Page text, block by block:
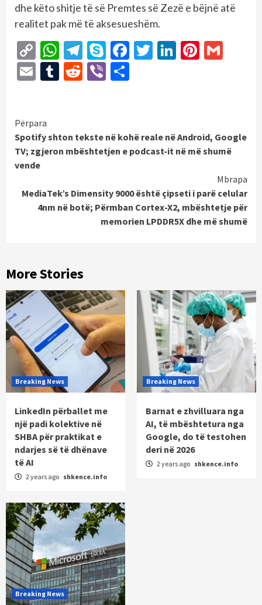
dhe këto shitje të së Premtes së Zezë e bëjnë atë
realitet pak më të aksesueshëm.
Copy
Link
WhatsApp
Telegram
SkypeFacebook
Twitter
LinkedIn
EmailTumblr
Reddit
Viber
Continue
Reading
Përpara
Spotify shton tekste në kohë reale në Android, Google
TV; zgjeron mbështetjen e podcast-it në më shumë
vende
Mbrapa
MediaTek’s Dimensity 9000 është çipseti i parë celular
4nm në botë; Përmban Cortex-X2, mbështetje për
memorien LPDDR5X dhe më shumë
More Stories
Breaking News
LinkedIn përballet me
një padi kolektive në
SHBA për praktikat e
ndarjes së të dhënave
të AI
2 years ago shkence.info
Breaking News
Barnat e zhvilluara nga
AI, të mbështetura nga
Google, do të testohen
deri në 2026
2 years ago shkence.info
Breaking News